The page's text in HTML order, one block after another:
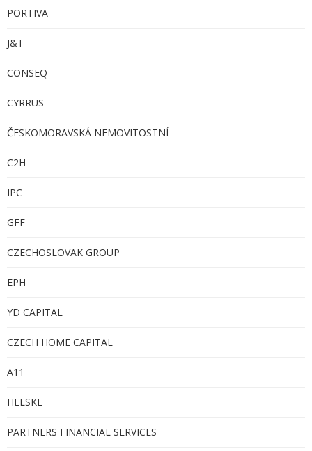
PORTIVA
J&T
CONSEQ
CYRRUS
ČESKOMORAVSKÁ NEMOVITOSTNÍ
C2H
IPC
GFF
CZECHOSLOVAK GROUP
EPH
YD CAPITAL
CZECH HOME CAPITAL
A11
HELSKE
PARTNERS FINANCIAL SERVICES